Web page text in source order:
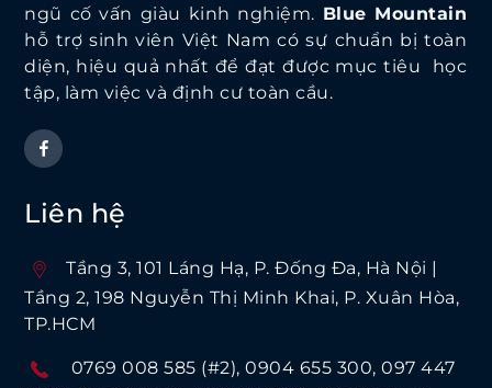
ngũ cố vấn giàu kinh nghiệm. Blue Mountain
hỗ trợ sinh viên Việt Nam có sự chuẩn bị toàn
diện, hiệu quả nhất để đạt được mục tiêu học
tập, làm việc và định cư toàn cầu.
Liên hệ
Tầng 3, 101 Láng Hạ, P. Ðống Ða, Hà Nội |
Tầng 2, 198 Nguyễn Thị Minh Khai, P. Xuân Hòa,
TP.HCM
0769 008 585 (#2) 0904 655 300 097 447